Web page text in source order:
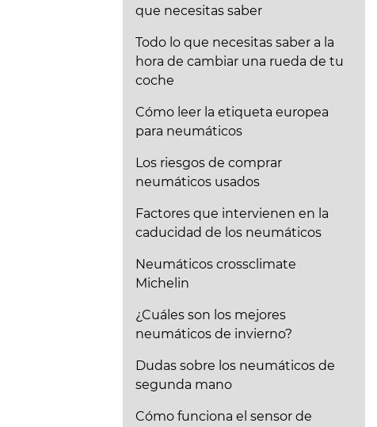
que necesitas saber
Todo lo que necesitas saber a la
hora de cambiar una rueda de tu
coche
Cómo leer la etiqueta europea
para neumáticos
Los riesgos de comprar
neumáticos usados
Factores que intervienen en la
caducidad de los neumáticos
Neumáticos crossclimate
Michelin
¿Cuáles son los mejores
neumáticos de invierno?
Dudas sobre los neumáticos de
segunda mano
Cómo funciona el sensor de